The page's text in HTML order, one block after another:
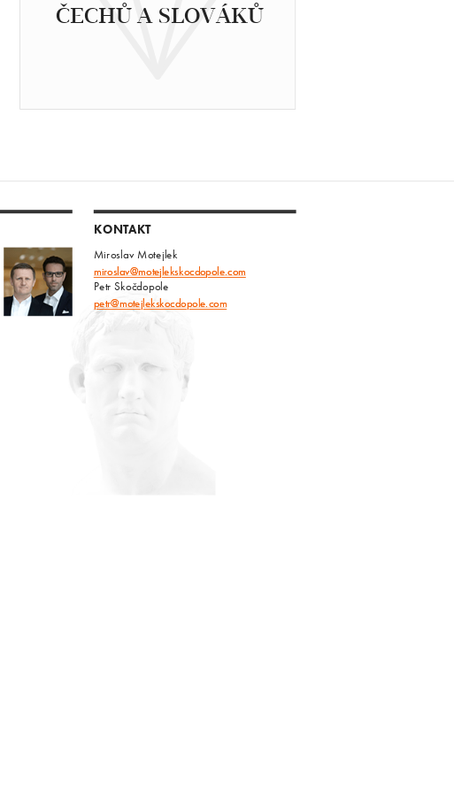
ČECHŮ A SLOVÁKŮ
KONTAKT
Miroslav Motejlek
miroslav@motejlekskocdopole.com
Petr Skočdopole
petr@motejlekskocdopole.com